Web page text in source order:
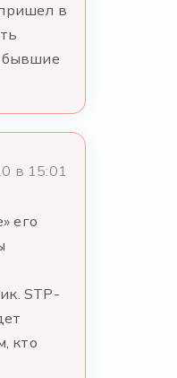
в
бывшие
в 15:01
его
STP-
кто